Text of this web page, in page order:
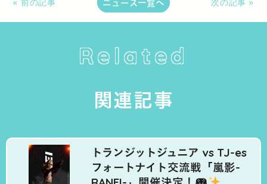
« 前の記事 次の記事 »
Related
関連記事
トランジットジュニア vs TJ-es
フォートナイト交流戦「嵐影-